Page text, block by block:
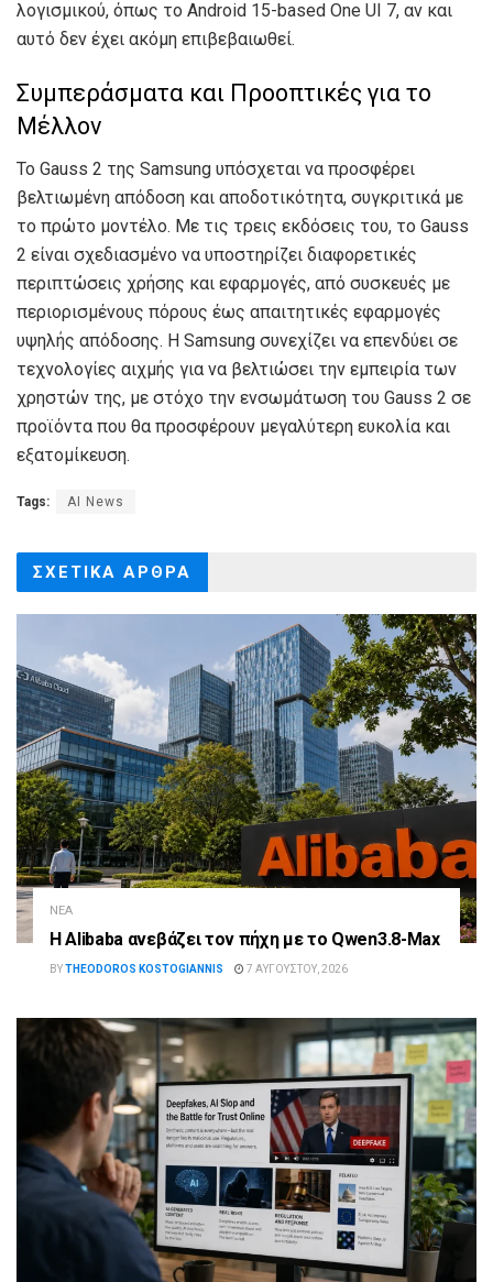
λογισμικού, όπως το Android 15-based One UI 7, αν και
αυτό δεν έχει ακόμη επιβεβαιωθεί.
Συμπεράσματα και Προοπτικές για το
Μέλλον
Το Gauss 2 της Samsung υπόσχεται να προσφέρει
βελτιωμένη απόδοση και αποδοτικότητα, συγκριτικά με
το πρώτο μοντέλο. Με τις τρεις εκδόσεις του, το Gauss
2 είναι σχεδιασμένο να υποστηρίζει διαφορετικές
περιπτώσεις χρήσης και εφαρμογές, από συσκευές με
περιορισμένους πόρους έως απαιτητικές εφαρμογές
υψηλής απόδοσης. Η Samsung συνεχίζει να επενδύει σε
τεχνολογίες αιχμής για να βελτιώσει την εμπειρία των
χρηστών της, με στόχο την ενσωμάτωση του Gauss 2 σε
προϊόντα που θα προσφέρουν μεγαλύτερη ευκολία και
εξατομίκευση.
Tags: AI News
ΣΧΕΤΙΚΑ ΑΡΘΡΑ
ΝΈΑ
Η Alibaba ανεβάζει τον πήχη με το Qwen3.8-Max
BYTHEODOROS KOSTOGIANNIS 7 ΑΥΓΟΎΣΤΟΥ, 2026